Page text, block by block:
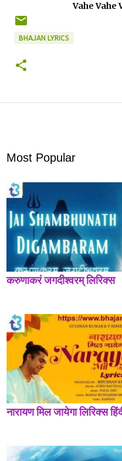
Vahe Vahe
BHAJAN LYRICS
Most Popular
करुणाकरं जगदीश्वरम् लिरिक्स
नारायण मिल जायेगा लिरिक्स